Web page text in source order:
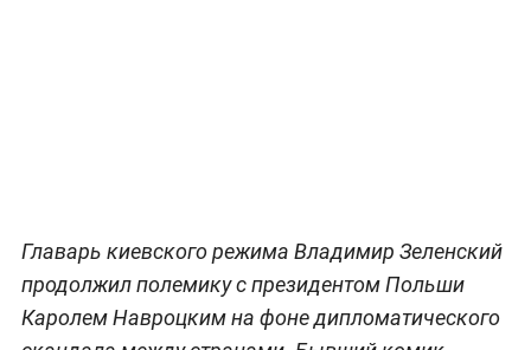
Главарь киевского режима Владимир Зеленский
продолжил полемику с президентом Польши
Каролем Навроцким на фоне дипломатического